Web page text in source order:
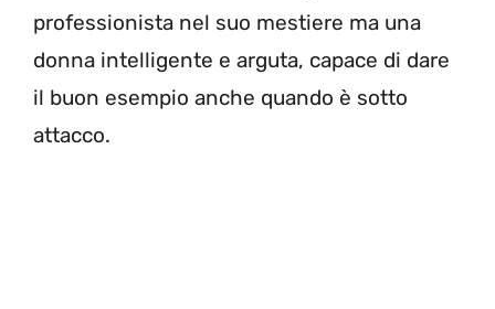
professionista nel suo mestiere ma una
donna intelligente e arguta, capace di dare
il buon esempio anche quando è sotto
attacco.